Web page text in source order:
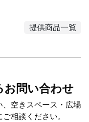
提供商品一覧
問い合わせ
空きスペース・広場
相談ください。